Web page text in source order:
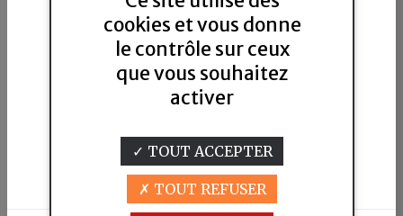
être en âge de consommer de l'alcool
selon la législation en vigueur dans
votre pays de résidence.
cookies et vous donne
le contrôle sur ceux
que vous souhaitez
activer
TOUT ACCEPTER
TOUT REFUSER